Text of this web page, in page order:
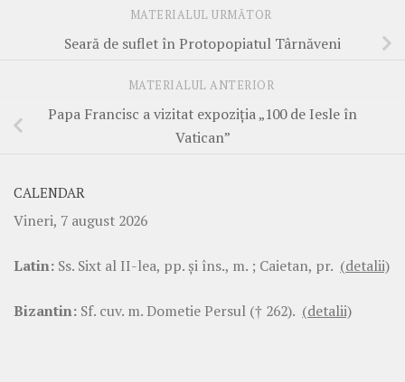
MATERIALUL URMĂTOR
Seară de suflet în Protopopiatul Târnăveni
MATERIALUL ANTERIOR
Papa Francisc a vizitat expoziția „100 de Iesle în
Vatican”
CALENDAR
Vineri, 7 august 2026
Latin: Ss. Sixt al II-lea, pp. şi îns., m. ; Caietan, pr. (detalii)
Bizantin: Sf. cuv. m. Dometie Persul († 262). (detalii)